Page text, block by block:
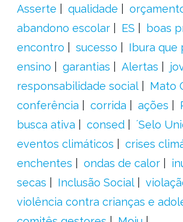
Asserte
qualidade
abandono escolar
ES
boas
encontro
sucesso
Ibura que
ensino
garantias Alertas
responsabilidade social
Mato
conferência
corrida ações
busca ativa
consed
´Selo
eventos climáticos
crises
enchentes
ondas de calor
secas
Inclusão Social
violência contra crianças e